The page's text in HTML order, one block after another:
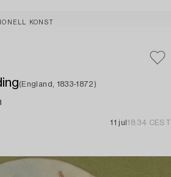
KONST
(England, 1833-1872)
11 jul 18:34 CEST